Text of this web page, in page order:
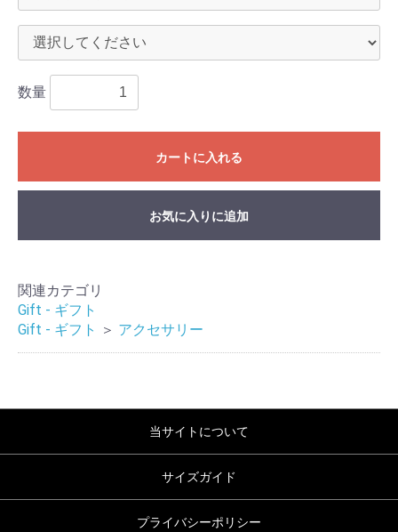
数量
カートに入れる
お気に入りに追加
関連カテゴリ
Gift - ギフト
Gift - ギフト
＞ アクセサリー
当サイトについて
サイズガイド
プライバシーポリシー